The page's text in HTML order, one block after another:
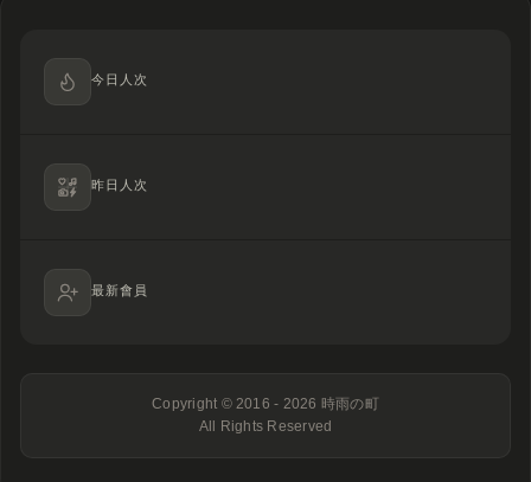
今日人次
昨日人次
最新會員
Copyright © 2016 - 2026 時雨の町
All Rights Reserved